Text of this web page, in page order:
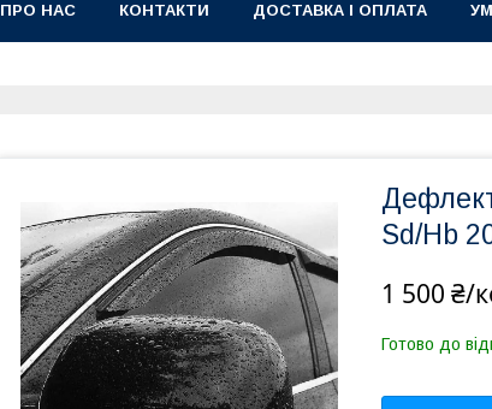
ПРО НАС КОНТАКТИ ДОСТАВКА І ОПЛАТА
Sd/Hb
1 500 ₴/
Готово до